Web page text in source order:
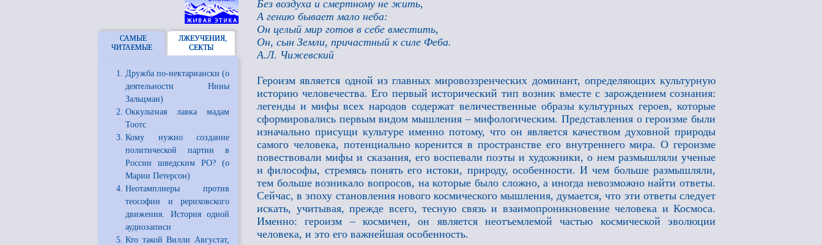
САМЫЕ
ЧИТАЕМЫЕ
ЛЖЕУЧЕНИЯ,
СЕКТЫ
Дружба по-нектариански (о
деятельности Нины
Зальцман)
Оккультная лавка мадам
Тоотс
Кому нужно создание
политической партии в
России шведским РО? (о
Марии Петерсон)
Неотамплиеры против
теософии и рериховского
движения. История одной
аудиозаписи
Кто такой Вилли Августат,
Без воздуха и смертному не жить,
А гению бывает мало неба:
Он целый мир готов в себе вместить,
Он, сын Земли, причастный к силе Феба.
А.Л. Чижевский
Героизм является одной из главных мировоззренческих доминант, определяющих культурную
историю человечества. Его первый исторический тип возник вместе с зарождением сознания:
легенды и мифы всех народов содержат величественные образы культурных героев, которые
сформировались первым видом мышления – мифологическим. Представления о героизме были
изначально присущи культуре именно потому, что он является качеством духовной природы
самого человека, потенциально коренится в пространстве его внутреннего мира. О героизме
повествовали мифы и сказания, его воспевали поэты и художники, о нем размышляли ученые
и философы, стремясь понять его истоки, природу, особенности. И чем больше размышляли,
тем больше возникало вопросов, на которые было сложно, а иногда невозможно найти ответы.
Сейчас, в эпоху становления нового космического мышления, думается, что эти ответы следует
искать, учитывая, прежде всего, тесную связь и взаимопроникновение человека и Космоса.
Именно: героизм – космичен, он является неотъемлемой частью космической эволюции
человека, и это его важнейшая особенность.